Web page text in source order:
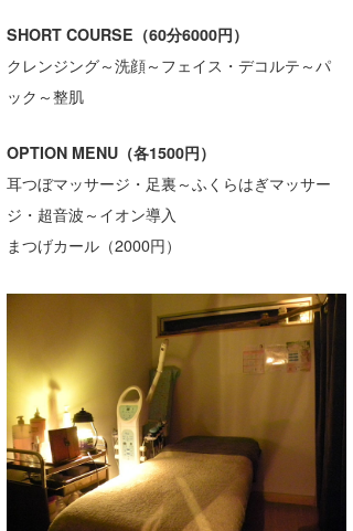
SHORT COURSE（60分6000円）
クレンジング～洗顔～フェイス・デコルテ～パ
ック～整肌
OPTION MENU（各1500円）
耳つぼマッサージ・足裏～ふくらはぎマッサー
ジ・超音波～イオン導入
まつげカール（2000円）
wanda
予報士 hiro.
chappy
Romisea